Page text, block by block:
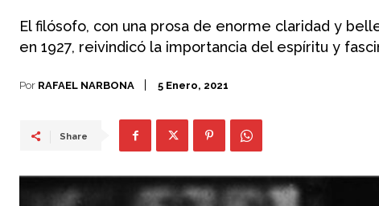
El filósofo, con una prosa de enorme claridad y
en 1927, reivindicó la importancia del espíritu y
Por RAFAEL NARBONA 5 Enero, 2021
Share